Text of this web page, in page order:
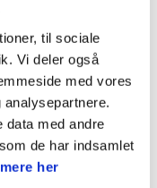
til sociale
Vi deler også
med vores
data med andre
de har indsamlet
her
unge eller
med afsæt i
leder – sammen
en forskel